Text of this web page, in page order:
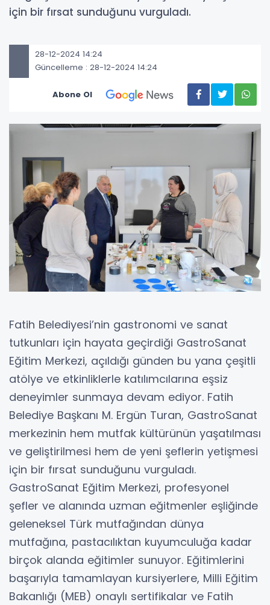
için bir fırsat sunduğunu vurguladı.
28-12-2024 14:24
Güncelleme : 28-12-2024 14:24
Abone Ol
Fatih Belediyesi’nin gastronomi ve sanat
tutkunları için hayata geçirdiği GastroSanat
Eğitim Merkezi, açıldığı günden bu yana çeşitli
atölye ve etkinliklerle katılımcılarına eşsiz
deneyimler sunmaya devam ediyor. Fatih
Belediye Başkanı M. Ergün Turan, GastroSanat
merkezinin hem mutfak kültürünün yaşatılması
ve geliştirilmesi hem de yeni şeflerin yetişmesi
için bir fırsat sunduğunu vurguladı.
GastroSanat Eğitim Merkezi, profesyonel
şefler ve alanında uzman eğitmenler eşliğinde
geleneksel Türk mutfağından dünya
mutfağına, pastacılıktan kuyumculuğa kadar
birçok alanda eğitimler sunuyor. Eğitimlerini
başarıyla tamamlayan kursiyerlere, Milli Eğitim
Bakanlığı (MEB) onaylı sertifikalar ve Fatih